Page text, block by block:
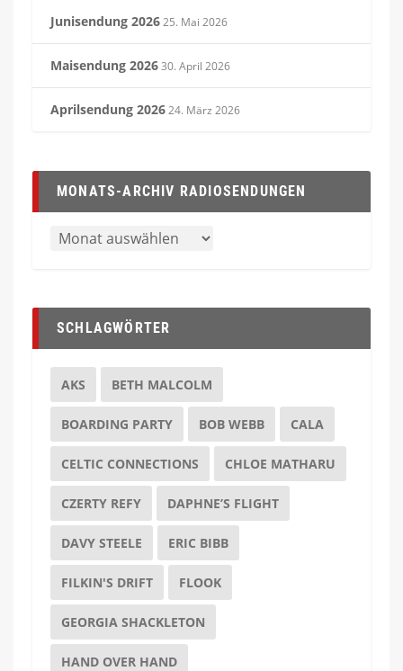
Junisendung 202625. Mai 2026
Maisendung 202630. April 2026
Aprilsendung 202624. März 2026
MONATS-ARCHIV RADIOSENDUNGEN
SCHLAGWÖRTER
AKS BETH MALCOLM
BOARDING PARTY BOB WEBB CALA
CELTIC CONNECTIONS CHLOE MATHARU
CZERTY REFY DAPHNE’S FLIGHT
DAVY STEELE ERIC BIBB
FILKIN'S DRIFT FLOOK
GEORGIA SHACKLETON
HAND OVER HAND